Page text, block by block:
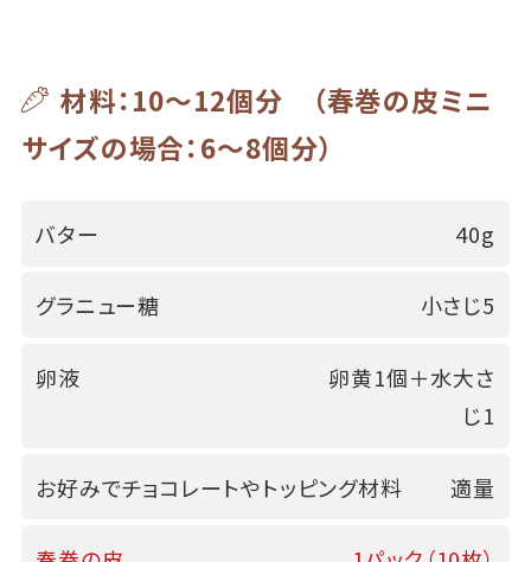
材料：10～12個分 （春巻の皮ミニ
サイズの場合：6～8個分）
バター 40g
グラニュー糖 小さじ5
卵液
卵黄1個＋水大さ
じ1
お好みでチョコレートやトッピング材料 適量